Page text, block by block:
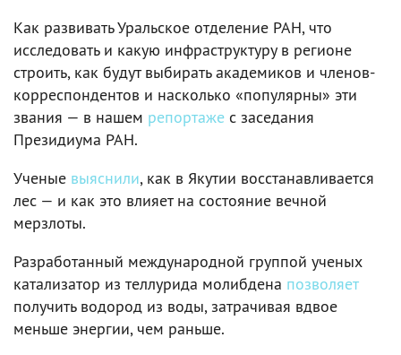
Как развивать Уральское отделение РАН, что
исследовать и какую инфраструктуру в регионе
строить, как будут выбирать академиков и членов-
корреспондентов и насколько «популярны» эти
звания — в нашем репортаже с заседания
Президиума РАН.
Ученые выяснили, как в Якутии восстанавливается
лес — и как это влияет на состояние вечной
мерзлоты.
Разработанный международной группой ученых
катализатор из теллурида молибдена позволяет
получить водород из воды, затрачивая вдвое
меньше энергии, чем раньше.